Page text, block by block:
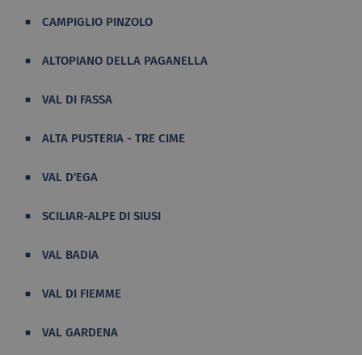
CAMPIGLIO PINZOLO
ALTOPIANO DELLA PAGANELLA
VAL DI FASSA
ALTA PUSTERIA - TRE CIME
VAL D'EGA
SCILIAR-ALPE DI SIUSI
VAL BADIA
VAL DI FIEMME
VAL GARDENA